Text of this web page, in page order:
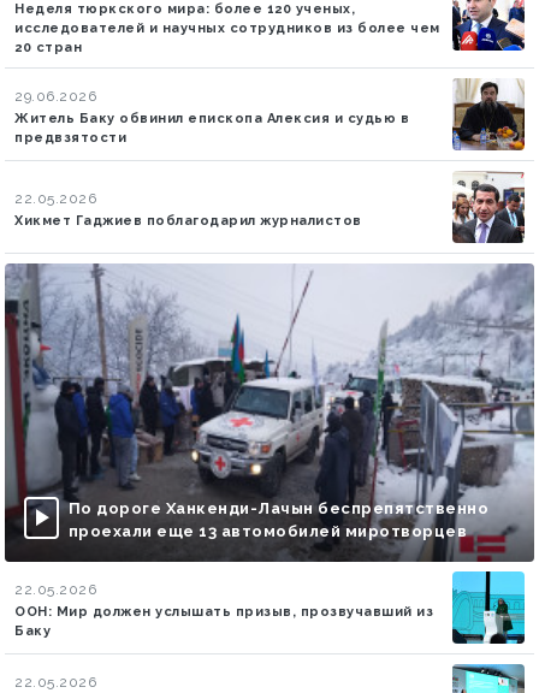
Неделя тюркского мира: более 120 ученых,
исследователей и научных сотрудников из более чем
20 стран
29.06.2026
Житель Баку обвинил епископа Алексия и судью в
предвзятости
22.05.2026
Хикмет Гаджиев поблагодарил журналистов
По дороге Ханкенди-Лачын беспрепятственно
проехали еще 13 автомобилей миротворцев
22.05.2026
ООН: Мир должен услышать призыв, прозвучавший из
Баку
22.05.2026